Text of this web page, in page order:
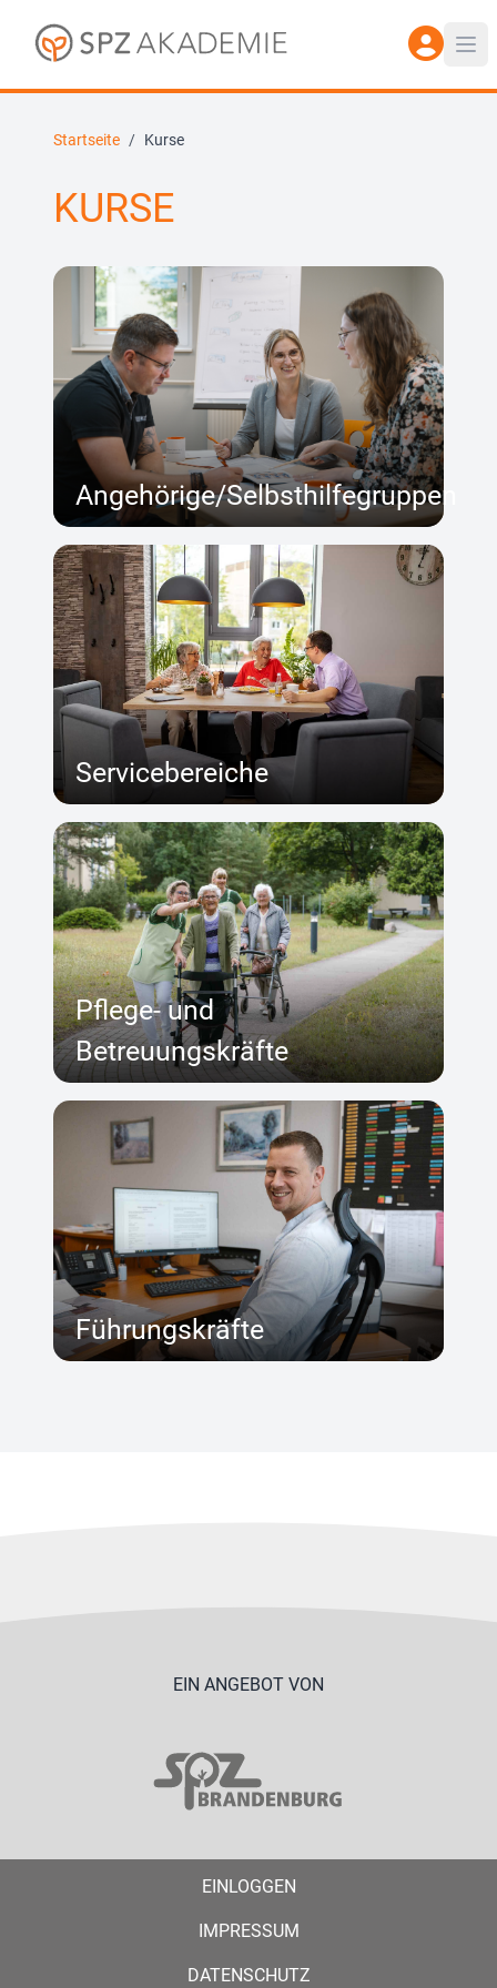
Startseite / Kurse
KURSE
Angehörige/Selbsthilfegruppen
Servicebereiche
Pflege- und
Betreuungskräfte
Führungskräfte
EIN ANGEBOT VON
EINLOGGEN
IMPRESSUM
DATENSCHUTZ